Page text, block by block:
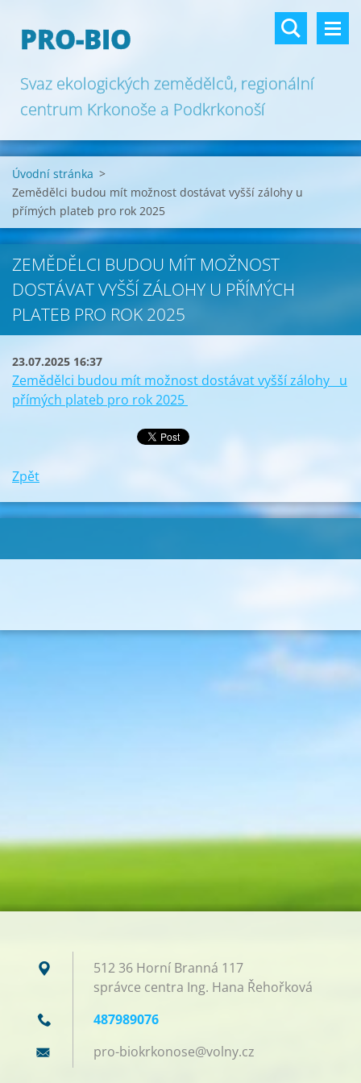
PRO-BIO
Svaz ekologických zemědělců, regionální
centrum Krkonoše a Podkrkonoší
Úvodní stránka >
Zemědělci budou mít možnost dostávat vyšší zálohy u
přímých plateb pro rok 2025
ZEMĚDĚLCI BUDOU MÍT MOŽNOST
DOSTÁVAT VYŠŠÍ ZÁLOHY U PŘÍMÝCH
PLATEB PRO ROK 2025
23.07.2025 16:37
Zemědělci budou mít možnost dostávat vyšší zálohy u
přímých plateb pro rok 2025
Zpět
512 36 Horní Branná 117
správce centra Ing. Hana Řehořková
487989076
pro-biokrkonose@volny.cz